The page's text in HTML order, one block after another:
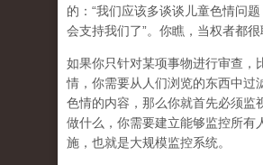
的：“我们应该多谈谈儿童色情问
会支持我们了”。你瞧，当权者都很
如果你只针对某项事物进行审查，
情，你需要从人们浏览的东西中过
色情的内容，那么你就首先必须监
做什么，你需要建立能够监控所有
施，也就是大规模监控系统。